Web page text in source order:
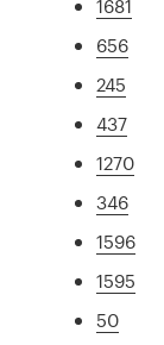
1681
656
245
437
1270
346
1596
1595
50